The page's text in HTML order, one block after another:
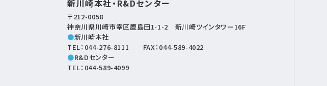
新川崎本社・R&Dセンター
〒212-0058
神奈川県川崎市幸区鹿島田1-1-2 新川崎ツインタワー16F
●新川崎本社
TEL： 044-276-8111 FAX：044-589-4022
●R&Dセンター
TEL： 044-589-4099